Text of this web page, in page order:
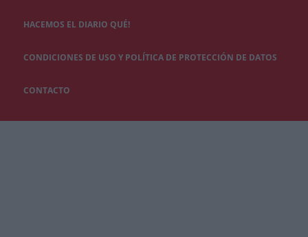
HACEMOS EL DIARIO QUÉ!
CONDICIONES DE USO Y POLÍTICA DE PROTECCIÓN DE DATOS
CONTACTO